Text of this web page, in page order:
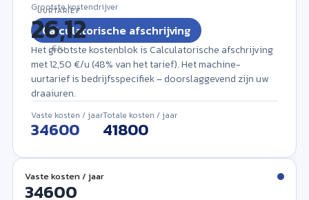
UURTARIEF
€/u
Grootste kostendrijver
Calculatorische afschrijving
Het grootste kostenblok is Calculatorische afschrijving
met 12,50 €/u (48% van het tarief). Het machine-
uurtarief is bedrijfsspecifiek – doorslaggevend zijn uw
draaiuren.
Vaste kosten / jaarTotale kosten / jaar
Vaste kosten / jaar